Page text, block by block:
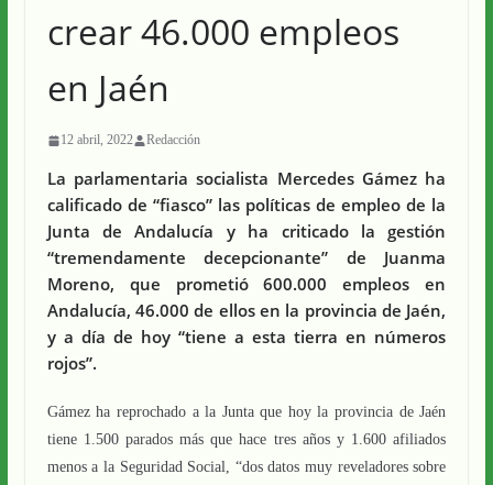
crear 46.000 empleos
en Jaén
12 abril, 2022 Redacción
La parlamentaria socialista Mercedes Gámez ha
calificado de “fiasco” las políticas de empleo de la
Junta de Andalucía y ha criticado la gestión
“tremendamente decepcionante” de Juanma
Moreno, que prometió 600.000 empleos en
Andalucía, 46.000 de ellos en la provincia de Jaén,
y a día de hoy “tiene a esta tierra en números
rojos”.
Gámez ha reprochado a la Junta que hoy la provincia de Jaén
tiene 1.500 parados más que hace tres años y 1.600 afiliados
menos a la Seguridad Social, “dos datos muy reveladores sobre